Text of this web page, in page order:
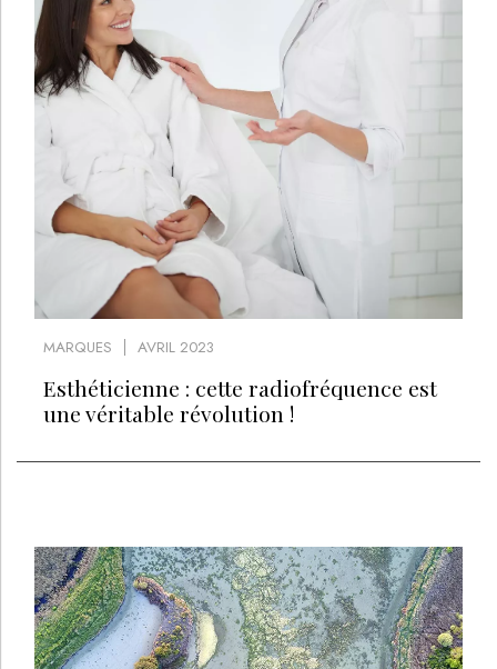
MARQUES AVRIL 2023
Esthéticienne : cette radiofréquence est
une véritable révolution !